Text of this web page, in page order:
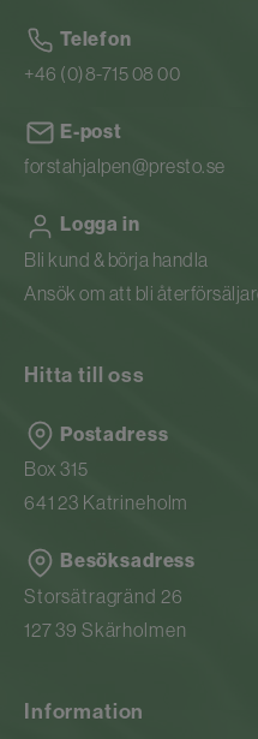
Telefon
+46 (0)8-715 08 00
E-post
forstahjalpen@presto.se
Logga in
Bli kund & börja handla
Ansök om att bli
Hitta till oss
Postadress
Box 315
641 23 Katrineholm
Besöksadress
Storsätragränd 26
127 39 Skärholmen
Information